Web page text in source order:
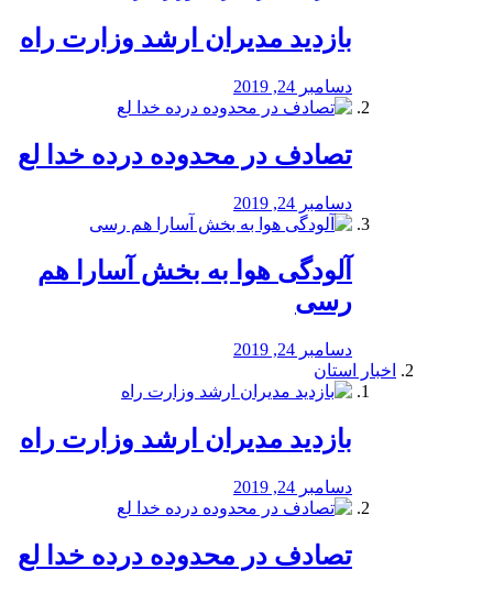
بازدید مدیران ارشد وزارت راه
دسامبر 24, 2019
تصادف در محدوده درده خدا لع
دسامبر 24, 2019
آلودگی هوا به بخش آسارا هم
رسی
دسامبر 24, 2019
اخبار استان
بازدید مدیران ارشد وزارت راه
دسامبر 24, 2019
تصادف در محدوده درده خدا لع